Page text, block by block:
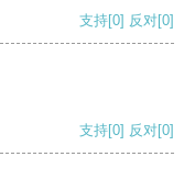
支持[0] 反对[0]
支持[0] 反对[0]